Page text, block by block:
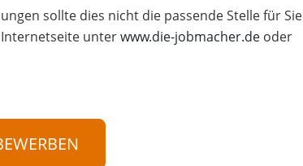
sollte dies nicht die passende Stelle für Sie
unterwww.die-jobmacher.de oder